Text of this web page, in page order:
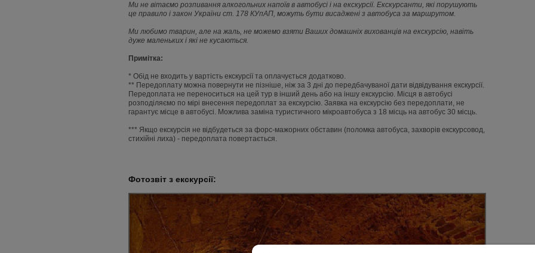
Ми не вітаємо розпивання алкогольних напоїв в автобусі і на екскурсії. Екскурсанти, які порушують
це правило і закон України ст. 178 КУпАП, можуть бути висаджені з автобуса за маршрутом.
Ми любимо тварин, але на жаль, не можемо взяти Ваших домашніх вихованців на екскурсію, навіть
дуже маленьких і які не кусаються.
Примітка:
* Обід не входить у вартість екскурсії та оплачується додатково.
** Передоплату можна повернути не пізніше, ніж за 3 дні до передбачуваної дати відвідування екскурсії.
Передоплата не переноситься на цей тур в інший день або на іншу екскурсію. Місця в автобусі
розподіляємо по мірі внесення передоплат за екскурсію. Заявка на екскурсію без передоплати, не
гарантує місце в автобусі. Можлива заміна туристичного мікроавтобуса з 18 місць на автобус 30 місць.
*** Якщо екскурсія не відбудеться за форс-мажорних обставин (поломка автобуса, захворів екскурсовод,
стихійні лиха) - передоплата повертається.
Фотозвіт з екскурсії: